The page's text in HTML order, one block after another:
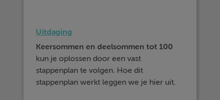
Uitdaging
Keersommen en deelsommen tot 100
kun je oplossen door een vast
stappenplan te volgen. Hoe dit
stappenplan werkt leggen we je hier uit.